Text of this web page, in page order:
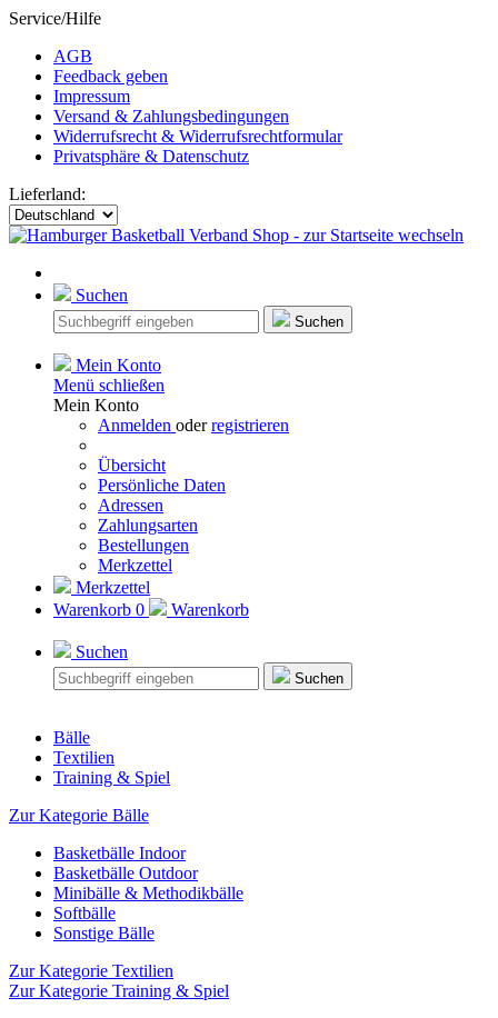
Service/Hilfe
AGB
Feedback geben
Impressum
Versand & Zahlungsbedingungen
Widerrufsrecht & Widerrufsrechtformular
Privatsphäre & Datenschutz
Lieferland:
Suchen
Suchen
Mein Konto
Menü schließen
Mein Konto
Anmelden oderregistrieren
Übersicht
Persönliche Daten
Adressen
Zahlungsarten
Bestellungen
Merkzettel
Merkzettel
Warenkorb 0 Warenkorb
Suchen
Suchen
Bälle
Textilien
Training & Spiel
Zur Kategorie Bälle
Basketbälle Indoor
Basketbälle Outdoor
Minibälle & Methodikbälle
Softbälle
Sonstige Bälle
Zur Kategorie Textilien
Zur Kategorie Training & Spiel